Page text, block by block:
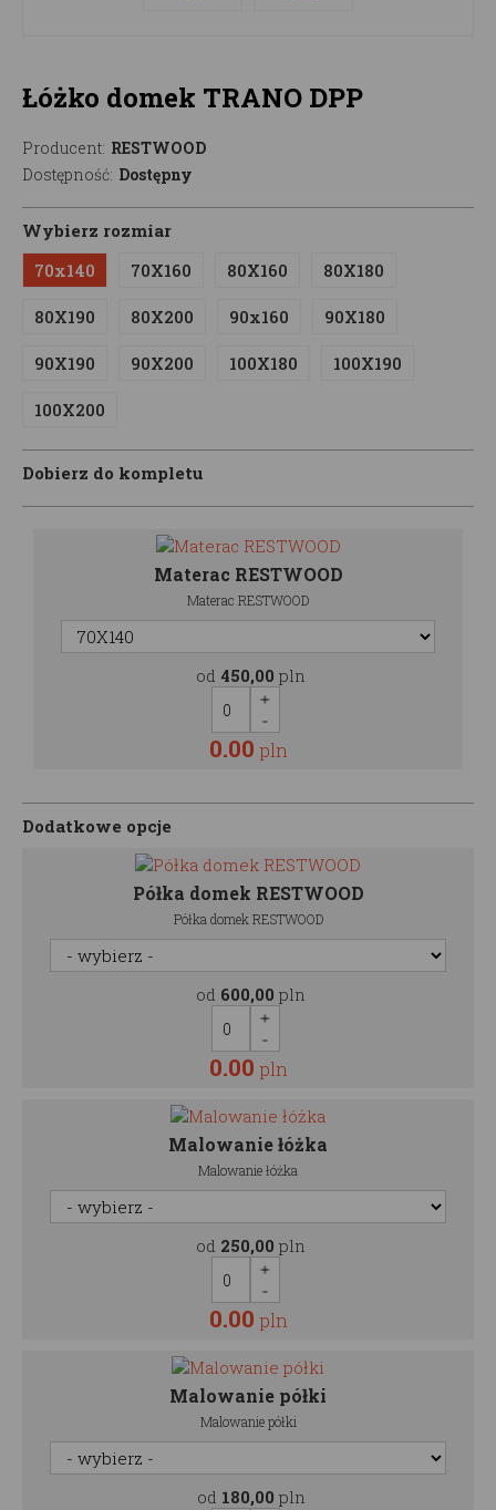
Łóżko domek TRANO DPP
Producent: RESTWOOD
Dostępność: Dostępny
Wybierz rozmiar
70x140
70X160 80X160 80X180
80X190 80X200 90x160 90X180
90X190 90X200 100X180 100X190
100X200
Dobierz do kompletu
Materac RESTWOOD
Materac RESTWOOD
od 450,00 pln
0.00 pln
Dodatkowe opcje
Półka domek RESTWOOD
Półka domek RESTWOOD
od 600,00 pln
0.00 pln
Malowanie łóżka
Malowanie łóżka
od 250,00 pln
0.00 pln
Malowanie półki
Malowanie półki
od 180,00 pln